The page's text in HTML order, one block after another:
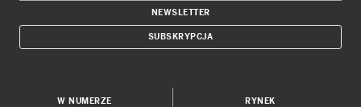
NEWSLETTER
SUBSKRYPCJA
W NUMERZE RYNEK